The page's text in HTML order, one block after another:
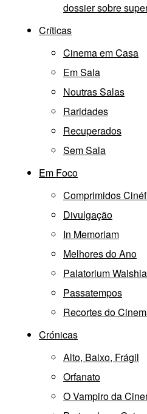
dossier sobre
Críticas
Cinema em Casa
Em Sala
Noutras Salas
Raridades
Recuperados
Sem Sala
Em Foco
Comprimidos
Divulgação
In Memoriam
Melhores do Ano
Palatorium
Passatempos
Recortes do
Crónicas
Alto, Baixo, Frágil
Orfanato
O Vampiro da